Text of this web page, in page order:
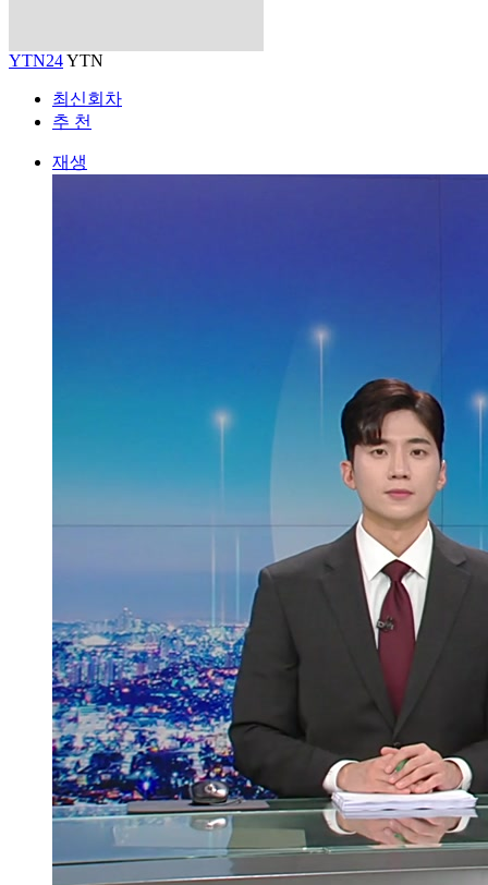
YTN24YTN
최신회차
추 천
재생